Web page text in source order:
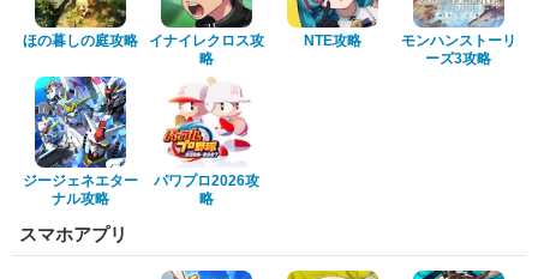
ほの暮しの庭攻略
イナイレクロス攻
略
NTE攻略
モンハンストーリ
ーズ3攻略
ジージェネエター
ナル攻略
パワプロ2026攻
略
スマホアプリ